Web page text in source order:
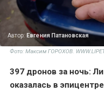
Автор: Евгения Патановская
Фото: Максим ГОРОХОВ.
397 дронов за ночь:
оказалась в